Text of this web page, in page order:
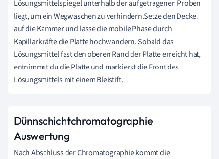
Lösungsmittelspiegel unterhalb der aufgetragenen Proben
liegt, um ein Wegwaschen zu verhindern.Setze den Deckel
auf die Kammer und lasse die mobile Phase durch
Kapillarkräfte die Platte hochwandern. Sobald das
Lösungsmittel fast den oberen Rand der Platte erreicht hat,
entnimmst du die Platte und markierst die Front des
Lösungsmittels mit einem Bleistift.
Dünnschichtchromatographie
Auswertung
Nach Abschluss der Chromatographie kommt die